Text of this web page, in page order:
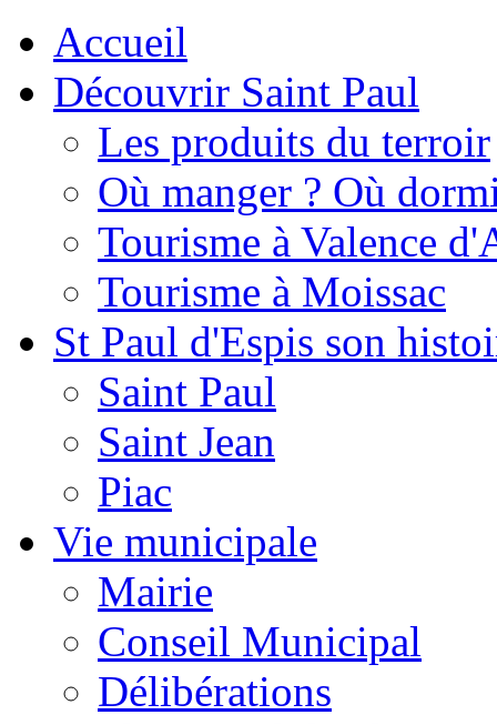
Accueil
Découvrir Saint Paul
Les produits du terroir
Où manger ? Où
Tourisme à Valence
Tourisme à Moissac
St Paul d'Espis son
Saint Paul
Saint Jean
Piac
Vie municipale
Mairie
Conseil Municipal
Délibérations